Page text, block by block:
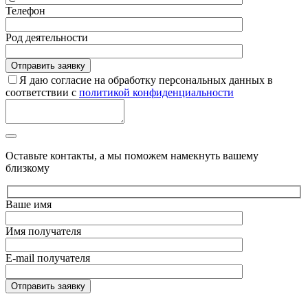
Телефон
Род деятельности
Я даю согласие на обработку персональных данных в
соответствии с политикой конфиденциальности
Оставьте контакты, а мы поможем намекнуть вашему
близкому
Ваше имя
Имя получателя
E-mail получателя